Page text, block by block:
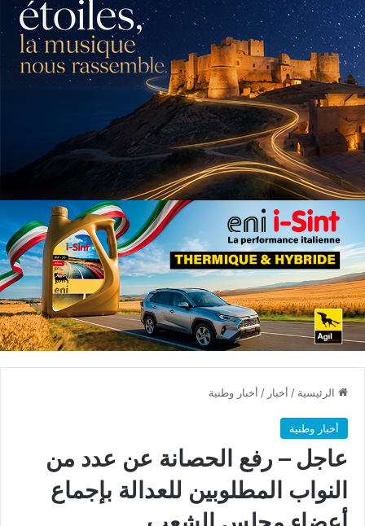
الرئيسية / أخبار / أخبار وطنية
أخبار وطنية
عاجل – رفع الحصانة عن عدد من
النواب المطلوبين للعدالة بإجماع